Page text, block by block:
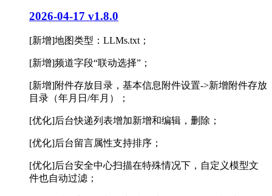
2026-04-17 v1.8.0
[新增]地图类型：LLMs.txt；
[新增]频道字段“联动选择”；
[新增]附件存放目录，基本信息附件设置->新增附件存放
目录（年月日/年月）；
[优化]后台快递列表增加新增和编辑，删除；
[优化]后台留言属性支持排序；
[优化]后台安全中心扫描在特殊情况下，自定义模型文
件也自动过滤；